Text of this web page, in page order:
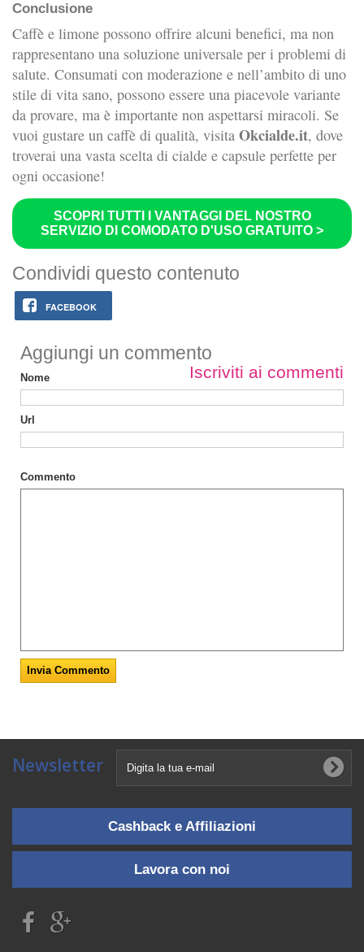
Conclusione
Caffè e limone possono offrire alcuni benefici, ma non
rappresentano una soluzione universale per i problemi di
salute. Consumati con moderazione e nell’ambito di uno
stile di vita sano, possono essere una piacevole variante
da provare, ma è importante non aspettarsi miracoli. Se
vuoi gustare un caffè di qualità, visita Okcialde.it, dove
troverai una vasta scelta di cialde e capsule perfette per
ogni occasione!
SCOPRI TUTTI I VANTAGGI DEL NOSTRO
SERVIZIO DI COMODATO D'USO GRATUITO >
Condividi questo contenuto
FACEBOOK
Aggiungi un commento
Iscriviti ai commenti
Nome
Url
Commento
Newsletter
Cashback e Affiliazioni
Lavora con noi